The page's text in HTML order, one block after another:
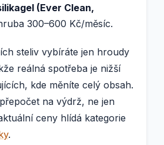
(Ever Clean,
300–600 Kč/měsíc.
steliv vybíráte jen hroudy
reálná spotřeba je nižší
kde měníte celý obsah.
na výdrž, ne jen
ceny hlídá kategorie
.